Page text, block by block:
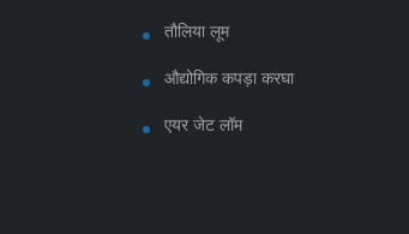
तौलिया लूम
औद्योगिक कपड़ा करघा
एयर जेट लॉम